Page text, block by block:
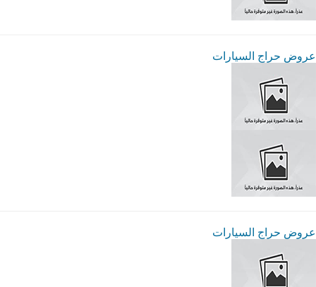
عروض حراج السيارات
عروض حراج السيارات